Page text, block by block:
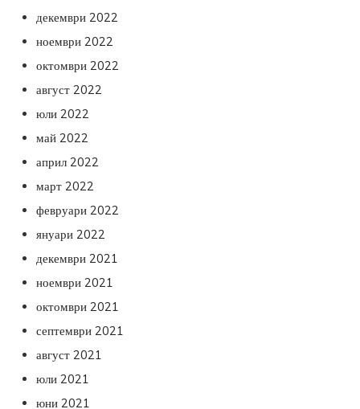
декември 2022
ноември 2022
октомври 2022
август 2022
юли 2022
май 2022
април 2022
март 2022
февруари 2022
януари 2022
декември 2021
ноември 2021
октомври 2021
септември 2021
август 2021
юли 2021
юни 2021